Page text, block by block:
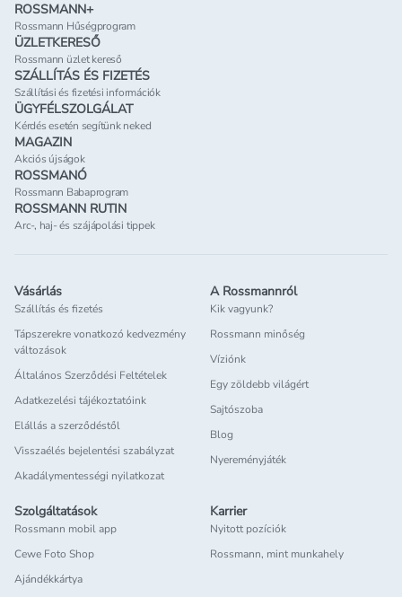
ROSSMANN+
Rossmann Hűségprogram
ÜZLETKERESŐ
Rossmann üzlet kereső
SZÁLLÍTÁS ÉS FIZETÉS
Szállítási és fizetési információk
ÜGYFÉLSZOLGÁLAT
Kérdés esetén segítünk neked
MAGAZIN
Akciós újságok
ROSSMANÓ
Rossmann Babaprogram
ROSSMANN RUTIN
Arc-, haj- és szájápolási tippek
Vásárlás
Szállítás és fizetés
Tápszerekre vonatkozó kedvezmény
változások
Általános Szerződési Feltételek
Adatkezelési tájékoztatóink
Elállás a szerződéstől
Visszaélés bejelentési szabályzat
Akadálymentességi nyilatkozat
A Rossmannról
Kik vagyunk?
Rossmann minőség
Víziónk
Egy zöldebb világért
Sajtószoba
Blog
Nyereményjáték
Szolgáltatások
Rossmann mobil app
Cewe Foto Shop
Ajándékkártya
Karrier
Nyitott pozíciók
Rossmann, mint munkahely